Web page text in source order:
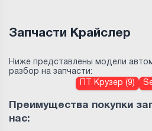
Запчасти Крайслер
Ниже представлены модели
разбор на запчасти:
ПТ Крузер (9)
Преимущества покупки
нас: